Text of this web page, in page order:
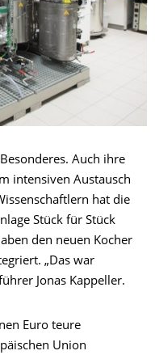
Auch ihre
intensiven Austausch
hat die
Stück für Stück
den neuen Kocher
„Das war
Jonas Kappeller.
Euro teure
Union